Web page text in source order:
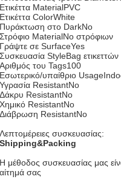
Ετικέττα MaterialPVC
Ετικέττα ColorWhite
Πυράκτωση στο DarkNo
Στρόφιο MaterialNo στρόφιων
Γράψτε σε SurfaceYes
Συσκευασία StyleBag ετικεττών
Αριθμός του Tags100
Εσωτερικό/υπαίθριο
Υγρασία ResistantNo
Δάκρυ ResistantNo
Χημικό ResistantNo
Διάβρωση ResistantNo
Λεπτομέρειες συσκευασίας:
Shipping&Packing
Η μέθοδος συσκευασίας μας
αίτημά σας